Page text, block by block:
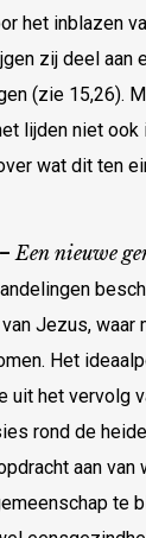
het inblazen
zij deel
(zie 15,26).
lijden niet ook
wat dit ten
–Een nieuwe
Jezus,
Het
uit het vervolg
rond de
aan
te